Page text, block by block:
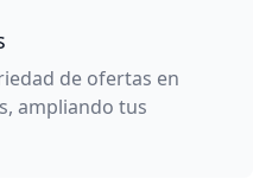
de ofertas en
ampliando tus